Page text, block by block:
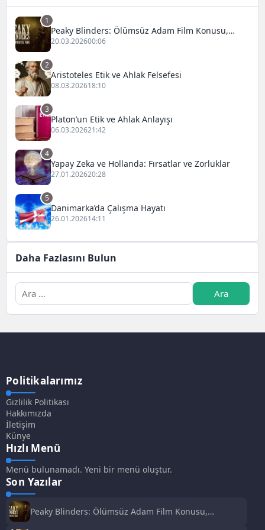
1
Peaky Blinders: Ölümsüz Adam Film Konusu,
Oyuncuları ve İnceleme
20.03.202600:06
2
Aristoteles Etik ve Ahlak Felsefesi
08.03.202618:10
3
Platon’un Etik ve Ahlak Anlayışı
06.03.202621:42
4
Yapay Zeka ve Hollanda: Fırsatlar ve Zorluklar
27.01.202620:28
5
Danimarka’da Çalışma Hayatı
26.01.202614:11
Daha Fazlasını Bulun
Politikalarımız
Gizlilik Politikası
Hakkımızda
İletişim
Künye
Hızlı Menü
Menü bulunamadı. Yeni bir menü oluştur.
Son Yazılar
Peaky Blinders: Ölümsüz Adam Film Konusu,